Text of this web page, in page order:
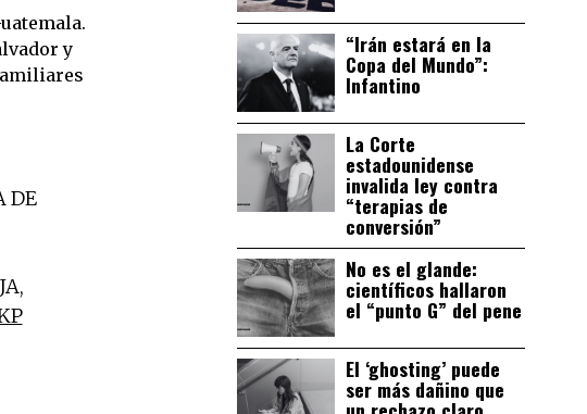
y
DE
“Irán estará en la
Copa del Mundo”:
Infantino
La Corte
estadounidense
invalida ley contra
“terapias de
conversión”
No es el glande:
científicos hallaron
el “punto G” del pene
El ‘ghosting’ puede
ser más dañino que